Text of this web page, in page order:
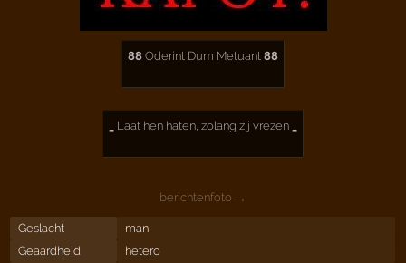
88 Oderint Dum Metuant 88
Laat hen haten, zolang zij vrezen
berichtenfoto →
Geslacht
man
Geaardheid
hetero